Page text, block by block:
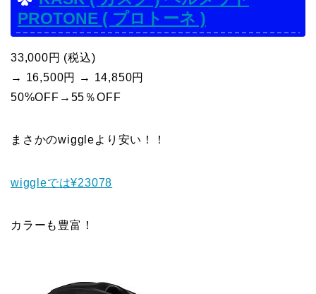
PROTONE ( プロトーネ )
33,000円 (税込)
→ 16,500円 → 14,850円
50%OFF→55％OFF
まさかのwiggleより安い！！
wiggleでは¥23078
カラーも豊富！